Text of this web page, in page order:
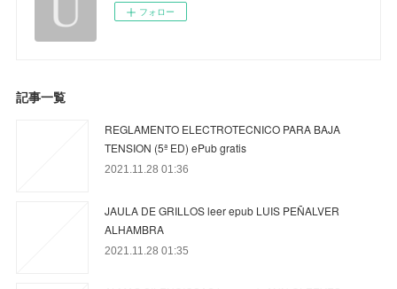
フォロー
記事一覧
REGLAMENTO ELECTROTECNICO PARA BAJA
TENSION (5ª ED) ePub gratis
2021.11.28 01:36
JAULA DE GRILLOS leer epub LUIS PEÑALVER
ALHAMBRA
2021.11.28 01:35